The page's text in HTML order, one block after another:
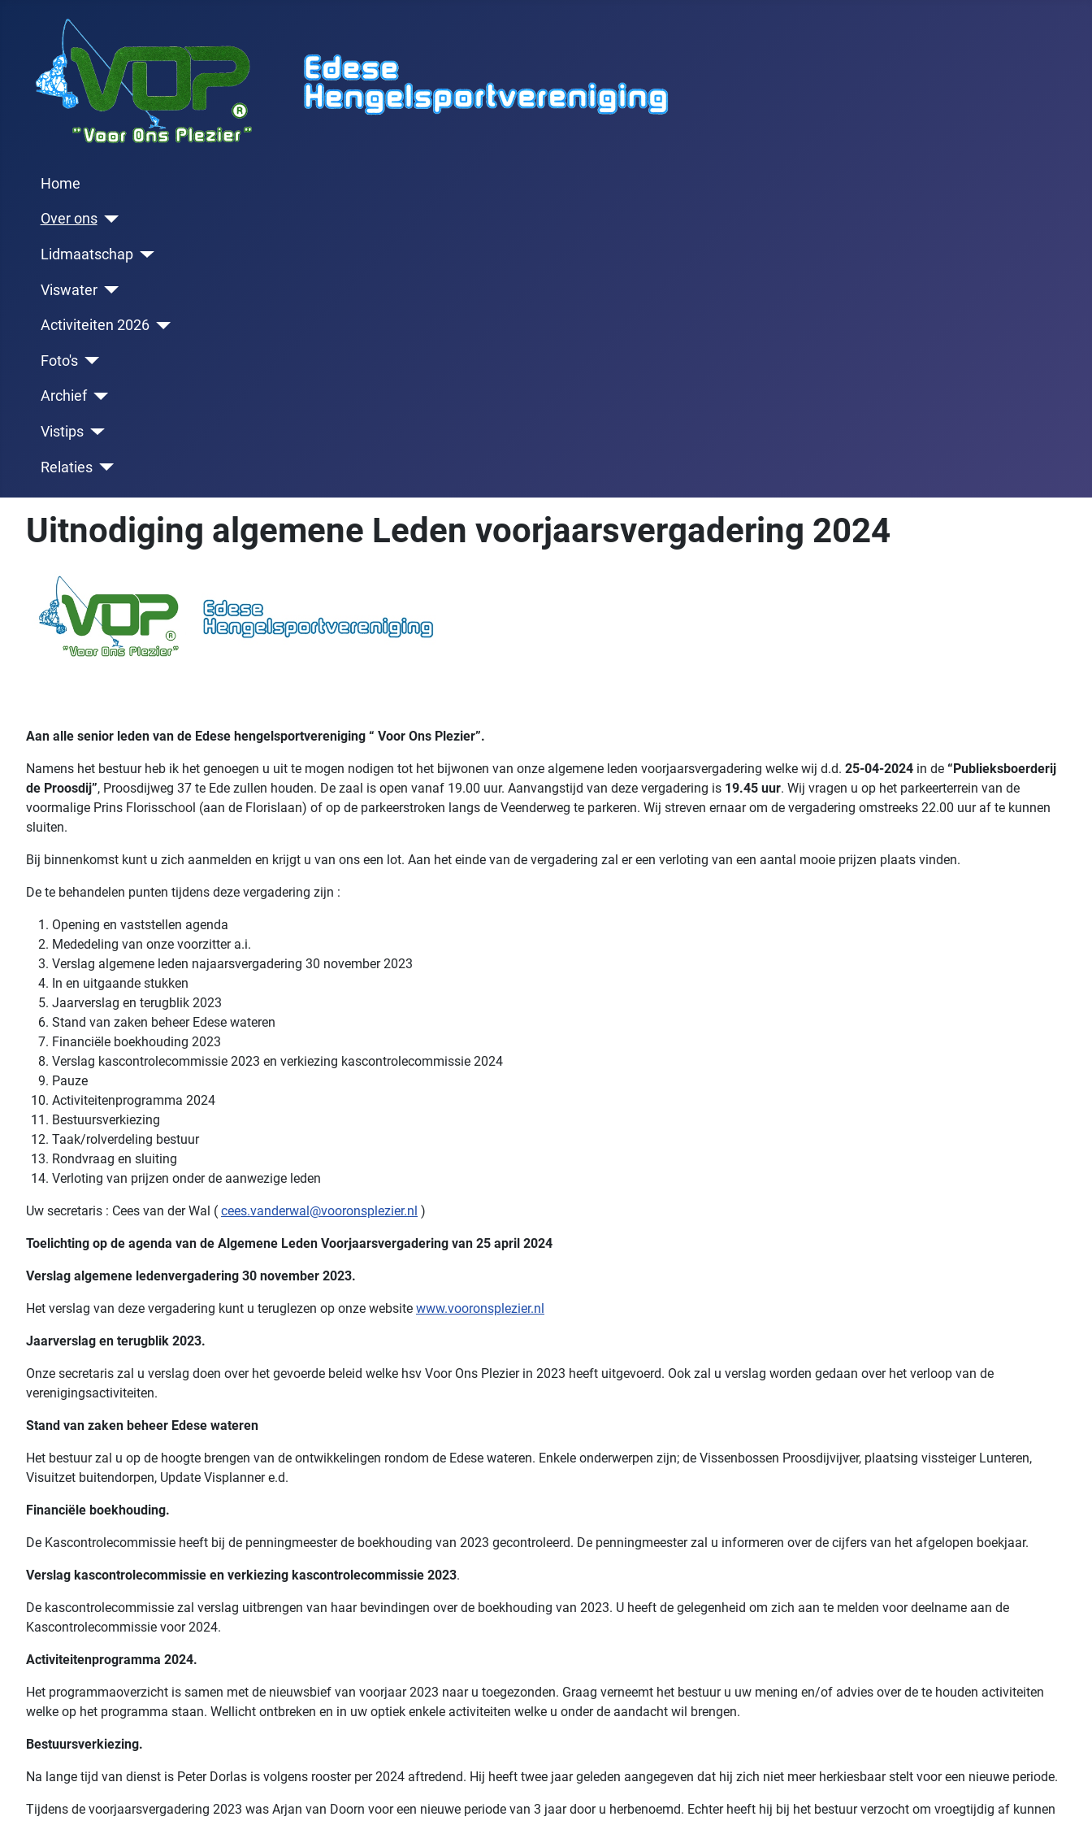
Home
Over ons
Lidmaatschap
Viswater
Activiteiten 2026
Foto's
Archief
Vistips
Relaties
Uitnodiging algemene Leden voorjaarsvergadering 2024
Aan alle senior leden van de Edese hengelsportvereniging “ Voor Ons Plezier”.
Namens het bestuur heb ik het genoegen u uit te mogen nodigen tot het bijwonen van onze algemene leden voorjaarsvergadering welke wij d.d. 25-04-2024 in de “Publieksboerderij
de Proosdij”, Proosdijweg 37 te Ede zullen houden. De zaal is open vanaf 19.00 uur. Aanvangstijd van deze vergadering is 19.45 uur. Wij vragen u op het parkeerterrein van de
voormalige Prins Florisschool (aan de Florislaan) of op de parkeerstroken langs de Veenderweg te parkeren. Wij streven ernaar om de vergadering omstreeks 22.00 uur af te kunnen
sluiten.
Bij binnenkomst kunt u zich aanmelden en krijgt u van ons een lot. Aan het einde van de vergadering zal er een verloting van een aantal mooie prijzen plaats vinden.
De te behandelen punten tijdens deze vergadering zijn :
Opening en vaststellen agenda
Mededeling van onze voorzitter a.i.
Verslag algemene leden najaarsvergadering 30 november 2023
In en uitgaande stukken
Jaarverslag en terugblik 2023
Stand van zaken beheer Edese wateren
Financiële boekhouding 2023
Verslag kascontrolecommissie 2023 en verkiezing kascontrolecommissie 2024
Pauze
Activiteitenprogramma 2024
Bestuursverkiezing
Taak/rolverdeling bestuur
Rondvraag en sluiting
Verloting van prijzen onder de aanwezige leden
Uw secretaris : Cees van der Wal ( cees.vanderwal@vooronsplezier.nl )
Toelichting op de agenda van de Algemene Leden Voorjaarsvergadering van 25 april 2024
Verslag algemene ledenvergadering 30 november 2023.
Het verslag van deze vergadering kunt u teruglezen op onze website www.vooronsplezier.nl
Jaarverslag en terugblik 2023.
Onze secretaris zal u verslag doen over het gevoerde beleid welke hsv Voor Ons Plezier in 2023 heeft uitgevoerd. Ook zal u verslag worden gedaan over het verloop van de
verenigingsactiviteiten.
Stand van zaken beheer Edese wateren
Het bestuur zal u op de hoogte brengen van de ontwikkelingen rondom de Edese wateren. Enkele onderwerpen zijn; de Vissenbossen Proosdijvijver, plaatsing vissteiger Lunteren,
Visuitzet buitendorpen, Update Visplanner e.d.
Financiële boekhouding.
De Kascontrolecommissie heeft bij de penningmeester de boekhouding van 2023 gecontroleerd. De penningmeester zal u informeren over de cijfers van het afgelopen boekjaar.
Verslag kascontrolecommissie en verkiezing kascontrolecommissie 2023.
De kascontrolecommissie zal verslag uitbrengen van haar bevindingen over de boekhouding van 2023. U heeft de gelegenheid om zich aan te melden voor deelname aan de
Kascontrolecommissie voor 2024.
Activiteitenprogramma 2024.
Het programmaoverzicht is samen met de nieuwsbief van voorjaar 2023 naar u toegezonden. Graag verneemt het bestuur u uw mening en/of advies over de te houden activiteiten
welke op het programma staan. Wellicht ontbreken en in uw optiek enkele activiteiten welke u onder de aandacht wil brengen.
Bestuursverkiezing.
Na lange tijd van dienst is Peter Dorlas is volgens rooster per 2024 aftredend. Hij heeft twee jaar geleden aangegeven dat hij zich niet meer herkiesbaar stelt voor een nieuwe periode.
Tijdens de voorjaarsvergadering 2023 was Arjan van Doorn voor een nieuwe periode van 3 jaar door u herbenoemd. Echter heeft hij bij het bestuur verzocht om vroegtijdig af kunnen